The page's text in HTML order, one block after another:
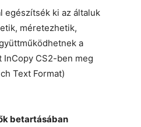
egészítsék ki az általuk
méretezhetik,
a
CS2-ben meg
Text Format)
betartásában